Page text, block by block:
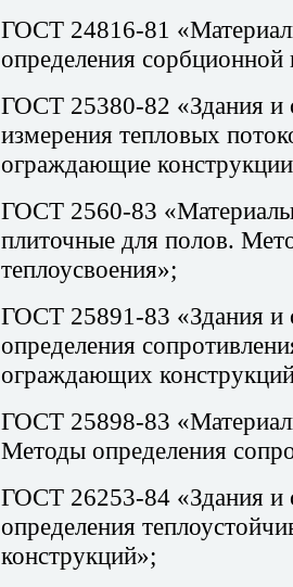
ГОСТ 24816-81
определения сорбционной
ГОСТ 25380-82 «Здания и
измерения тепловых
ограждающие
ГОСТ 2560-83
плиточные для полов.
теплоусвоения»;
ГОСТ 25891-83 «Здания
определения
ограждающих
ГОСТ 25898-83
Методы определения
ГОСТ 26253-84 «Здания
определения
конструкций»;